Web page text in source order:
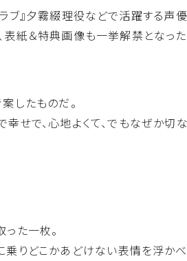
ブ』夕霧綴理役などで活躍する声優
表紙＆特典画像も一挙解禁となった
したものだ。
幸せで、心地よくて、でもなぜか切
た一枚。
乗りどこかあどけない表情を浮かべ